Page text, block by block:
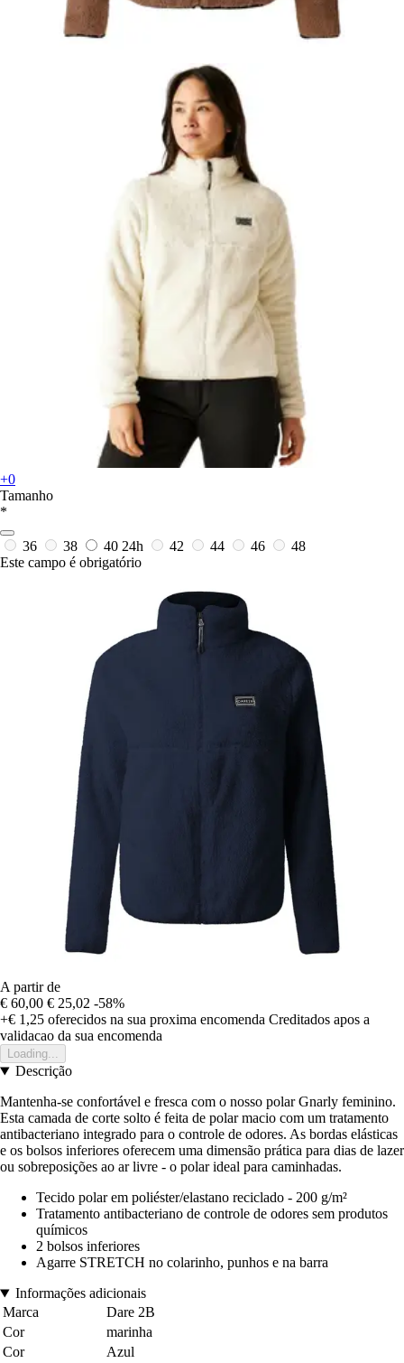
+0
Tamanho
*
36 38 40 24h 42 44 46
48
Este campo é obrigatório
A partir de
€ 60,00 € 25,02 -58%
+€ 1,25 oferecidos na sua proxima encomenda Creditados apos a
validacao da sua encomenda
Loading...
Descrição
Mantenha-se confortável e fresca com o nosso polar Gnarly feminino.
Esta camada de corte solto é feita de polar macio com um tratamento
antibacteriano integrado para o controle de odores. As bordas elásticas
e os bolsos inferiores oferecem uma dimensão prática para dias de lazer
ou sobreposições ao ar livre - o polar ideal para caminhadas.
Tecido polar em poliéster/elastano reciclado - 200 g/m²
Tratamento antibacteriano de controle de odores sem produtos
químicos
2 bolsos inferiores
Agarre STRETCH no colarinho, punhos e na barra
Informações adicionais
Marca
Dare 2B
Cor
marinha
Cor
Azul